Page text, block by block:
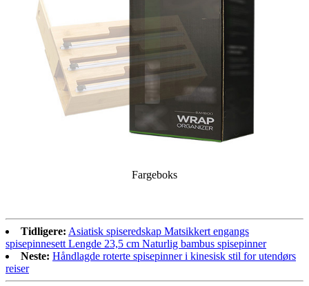
Fargeboks
Tidligere: Asiatisk spiseredskap Matsikkert engangs
spisepinnesett Lengde 23,5 cm Naturlig bambus spisepinner
Neste: Håndlagde roterte spisepinner i kinesisk stil for utendørs
reiser